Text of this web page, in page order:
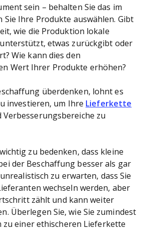
sein – behalten Sie das im
Sie Ihre Produkte auswählen. Gibt
wie die Produktion lokale
etwas zurückgibt oder
Wie kann dies den
Wert Ihrer Produkte erhöhen?
überdenken, lohnt es
investieren, um Ihre Lieferkette
Verbesserungsbereiche zu
zu bedenken, dass kleine
der Beschaffung besser als gar
zu erwarten, dass Sie
wechseln werden, aber
zählt und kann weiter
Überlegen Sie, wie Sie zumindest
zu einer ethischeren Lieferkette